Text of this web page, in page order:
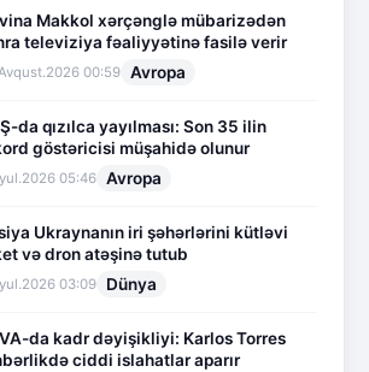
Makkol xərçənglə mübarizədən
televiziya fəaliyyətinə fasilə verir
00:59 Avropa
da qızılca yayılması: Son 35 ilin
göstəricisi müşahidə olunur
05:46 Avropa
Ukraynanın iri şəhərlərini kütləvi
və dron atəşinə tutub
03:09 Dünya
da kadr dəyişikliyi: Karlos Torres
ciddi islahatlar aparır